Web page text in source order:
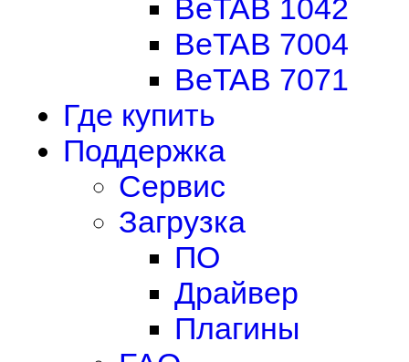
BeTAB 1042
BeTAB 7004
BeTAB 7071
Где купить
Поддержка
Сервис
Загрузка
ПО
Драйвер
Плагины